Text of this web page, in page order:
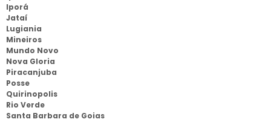
Iporá
Jataí
Lugiania
Mineiros
Mundo Novo
Nova Gloria
Piracanjuba
Posse
Quirinopolis
Rio Verde
Santa Barbara de Goias